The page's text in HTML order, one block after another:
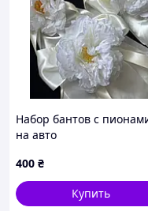
Набор бантов с
на авто
400 ₴
Купить